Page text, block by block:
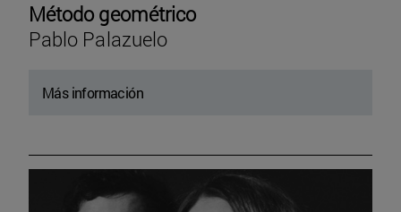
Método geométrico
Pablo Palazuelo
Más información